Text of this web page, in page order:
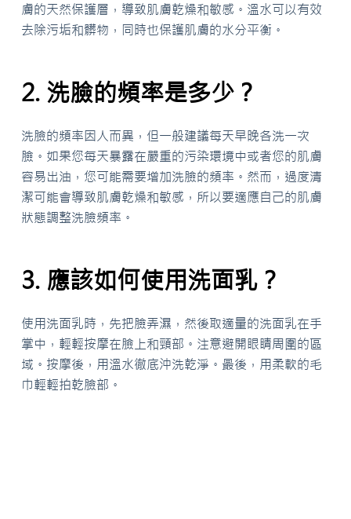
膚的天然保護層，導致肌膚乾燥和敏感。溫水可以有效
去除污垢和髒物，同時也保護肌膚的水分平衡。
2. 洗臉的頻率是多少？
洗臉的頻率因人而異，但一般建議每天早晚各洗一次
臉。如果您每天暴露在嚴重的污染環境中或者您的肌膚
容易出油，您可能需要增加洗臉的頻率。然而，過度清
潔可能會導致肌膚乾燥和敏感，所以要適應自己的肌膚
狀態調整洗臉頻率。
3. 應該如何使用洗面乳？
使用洗面乳時，先把臉弄濕，然後取適量的洗面乳在手
掌中，輕輕按摩在臉上和頸部。注意避開眼睛周圍的區
域。按摩後，用溫水徹底沖洗乾淨。最後，用柔軟的毛
巾輕輕拍乾臉部。